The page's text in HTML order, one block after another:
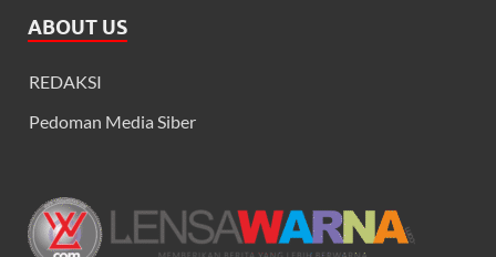
ABOUT US
REDAKSI
Pedoman Media Siber